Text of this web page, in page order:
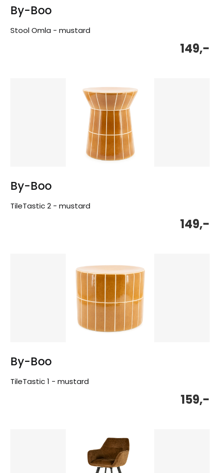
By-Boo
Stool Omla - mustard
149,-
By-Boo
TileTastic 2 - mustard
149,-
By-Boo
TileTastic 1 - mustard
159,-